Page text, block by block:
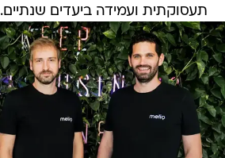
תעסוקתית ועמידה ביעדים שנתיים.